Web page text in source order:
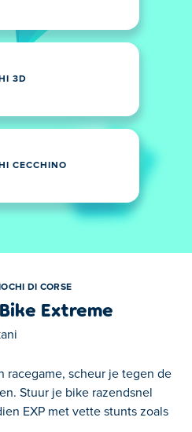
3D
CECCHINO
DI CORSE
Extreme
racegame, scheur je tegen de
Stuur je bike razendsnel
EXP met vette stunts zoals